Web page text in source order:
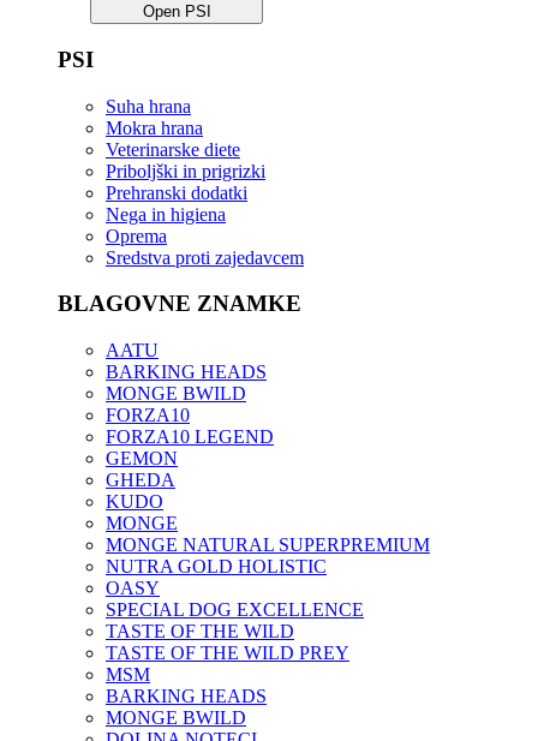
Open PSI
PSI
Suha hrana
Mokra hrana
Veterinarske diete
Priboljški in prigrizki
Prehranski dodatki
Nega in higiena
Oprema
Sredstva proti zajedavcem
BLAGOVNE ZNAMKE
AATU
BARKING HEADS
MONGE BWILD
FORZA10
FORZA10 LEGEND
GEMON
GHEDA
KUDO
MONGE
MONGE NATURAL SUPERPREMIUM
NUTRA GOLD HOLISTIC
OASY
SPECIAL DOG EXCELLENCE
TASTE OF THE WILD
TASTE OF THE WILD PREY
MSM
BARKING HEADS
MONGE BWILD